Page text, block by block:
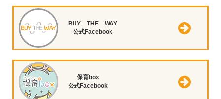
BUY THE WAY
公式Facebook
保育box
公式Facebook